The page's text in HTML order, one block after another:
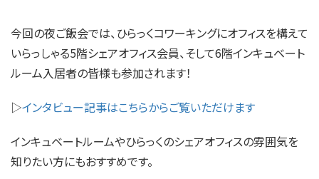
今回の夜ご飯会では、ひらっくコワーキングにオフィスを構えて
いらっしゃる5階シェアオフィス会員、そして6階インキュベート
ルーム入居者の皆様も参加されます！
▷インタビュー記事はこちらからご覧いただけます
インキュベートルームやひらっくのシェアオフィスの雰囲気を
知りたい方にもおすすめです。